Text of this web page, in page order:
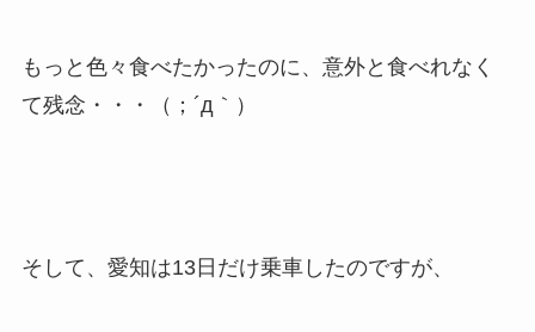
もっと色々食べたかったのに、意外と食べれなく
て残念・・・（；´д｀）ゞ
そして、愛知は13日だけ乗車したのですが、